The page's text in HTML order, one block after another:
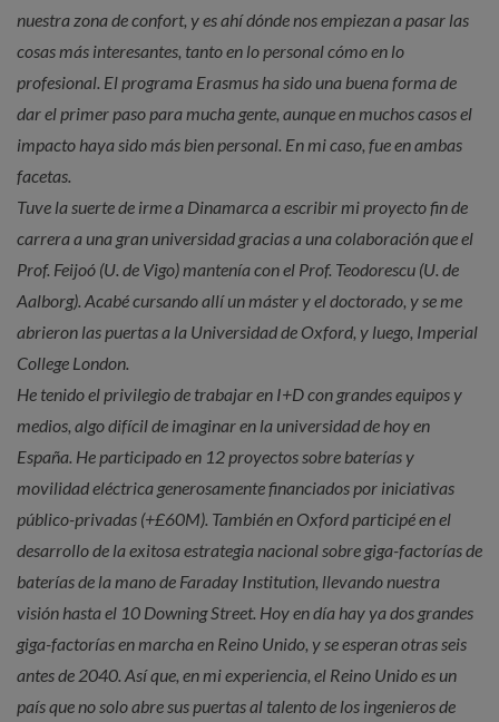
nuestra zona de confort, y es ahí dónde nos empiezan a pasar las
cosas más interesantes, tanto en lo personal cómo en lo
profesional. El programa Erasmus ha sido una buena forma de
dar el primer paso para mucha gente, aunque en muchos casos el
impacto haya sido más bien personal. En mi caso, fue en ambas
facetas.
Tuve la suerte de irme a Dinamarca a escribir mi proyecto fin de
carrera a una gran universidad gracias a una colaboración que el
Prof. Feijoó (U. de Vigo) mantenía con el Prof. Teodorescu (U. de
Aalborg). Acabé cursando allí un máster y el doctorado, y se me
abrieron las puertas a la Universidad de Oxford, y luego, Imperial
College London.
He tenido el privilegio de trabajar en I+D con grandes equipos y
medios, algo difícil de imaginar en la universidad de hoy en
España. He participado en 12 proyectos sobre baterías y
movilidad eléctrica generosamente financiados por iniciativas
público-privadas (+£60M). También en Oxford participé en el
desarrollo de la exitosa estrategia nacional sobre giga-factorías de
baterías de la mano de Faraday Institution, llevando nuestra
visión hasta el 10 Downing Street. Hoy en día hay ya dos grandes
giga-factorías en marcha en Reino Unido, y se esperan otras seis
antes de 2040. Así que, en mi experiencia, el Reino Unido es un
país que no solo abre sus puertas al talento de los ingenieros de